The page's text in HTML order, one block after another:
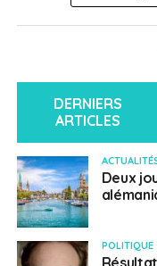
DERNIERS
ARTICLES
Deux
POLITIQUE